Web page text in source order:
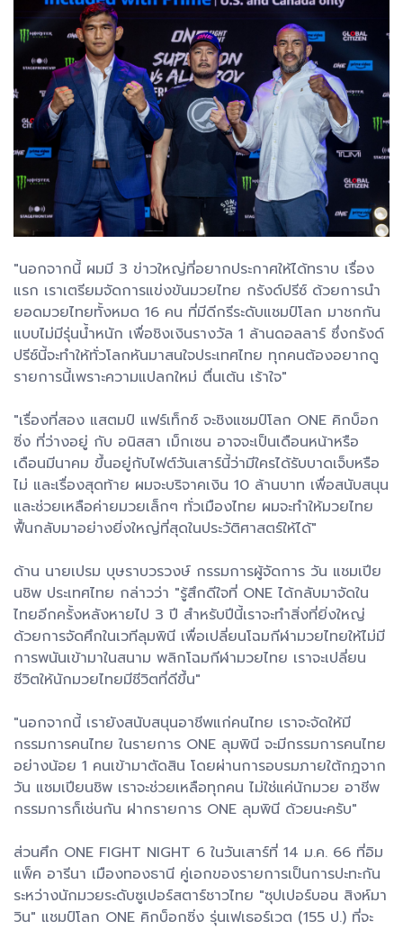
"นอกจากนี้ ผมมี 3 ข่าวใหญ่ที่อยากประกาศให้ได้ทราบ เรื่อง
แรก เราเตรียมจัดการแข่งขันมวยไทย กรังด์ปรีซ์ ด้วยการนำ
ยอดมวยไทยทั้งหมด 16 คน ที่มีดีกรีระดับแชมป์โลก มาชกกัน
แบบไม่มีรุ่นน้ำหนัก เพื่อชิงเงินรางวัล 1 ล้านดอลลาร์ ซึ่งกรังด์
ปรีซ์นี้จะทำให้ทั่วโลกหันมาสนใจประเทศไทย ทุกคนต้องอยากดู
รายการนี้เพราะความแปลกใหม่ ตื่นเต้น เร้าใจ"
"เรื่องที่สอง แสตมป์ แฟร์เท็กซ์ จะชิงแชมป์โลก ONE คิกบ็อก
ซิ่ง ที่ว่างอยู่ กับ อนิสสา เม็กเซน อาจจะเป็นเดือนหน้าหรือ
เดือนมีนาคม ขึ้นอยู่กับไฟต์วันเสาร์นี้ว่ามีใครได้รับบาดเจ็บหรือ
ไม่ และเรื่องสุดท้าย ผมจะบริจาคเงิน 10 ล้านบาท เพื่อสนับสนุน
และช่วยเหลือค่ายมวยเล็กๆ ทั่วเมืองไทย ผมจะทำให้มวยไทย
ฟื้นกลับมาอย่างยิ่งใหญ่ที่สุดในประวัติศาสตร์ให้ได้"
ด้าน นายเปรม บุษราบวรวงษ์ กรรมการผู้จัดการ วัน แชมเปีย
นชิพ ประเทศไทย กล่าวว่า "รู้สึกดีใจที่ ONE ได้กลับมาจัดใน
ไทยอีกครั้งหลังหายไป 3 ปี สำหรับปีนี้เราจะทำสิ่งที่ยิ่งใหญ่
ด้วยการจัดศึกในเวทีลุมพินี เพื่อเปลี่ยนโฉมกีฬามวยไทยให้ไม่มี
การพนันเข้ามาในสนาม พลิกโฉมกีฬามวยไทย เราจะเปลี่ยน
ชีวิตให้นักมวยไทยมีชีวิตที่ดีขึ้น"
"นอกจากนี้ เรายังสนับสนุนอาชีพแก่คนไทย เราจะจัดให้มี
กรรมการคนไทย ในรายการ ONE ลุมพินี จะมีกรรมการคนไทย
อย่างน้อย 1 คนเข้ามาตัดสิน โดยผ่านการอบรมภายใต้กฎจาก
วัน แชมเปียนชิพ เราจะช่วยเหลือทุกคน ไม่ใช่แค่นักมวย อาชีพ
กรรมการก็เช่นกัน ฝากรายการ ONE ลุมพินี ด้วยนะครับ"
ส่วนศึก ONE FIGHT NIGHT 6 ในวันเสาร์ที่ 14 ม.ค. 66 ที่อิม
แพ็ค อารีนา เมืองทองธานี คู่เอกของรายการเป็นการปะทะกัน
ระหว่างนักมวยระดับซูเปอร์สตาร์ชาวไทย "ซุปเปอร์บอน สิงห์มา
วิน" แชมป์โลก ONE คิกบ็อกซิ่ง รุ่นเฟเธอร์เวต (155 ป.) ที่จะ